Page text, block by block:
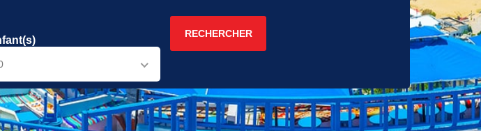
RECHERCHER